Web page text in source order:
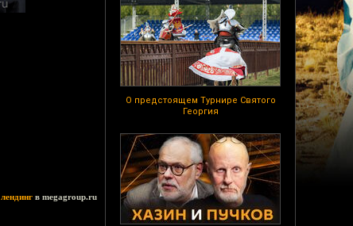
О предстоящем Турнире Святого
Георгия
лендинг в megagroup.ru